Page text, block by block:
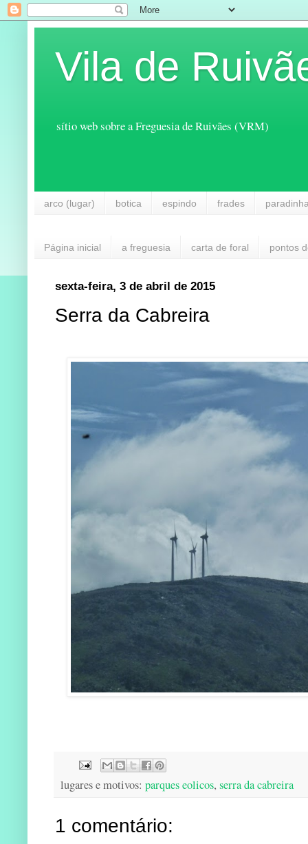
Vila de
sítio web sobre a Freguesia de Ruivães (VRM)
arco (lugar) botica espindo frades
Página inicial a freguesia carta de foral pontos
sexta-feira, 3 de abril de 2015
Serra da Cabreira
lugares e motivos: parques eolicos, serra da cabreira
1 comentário: